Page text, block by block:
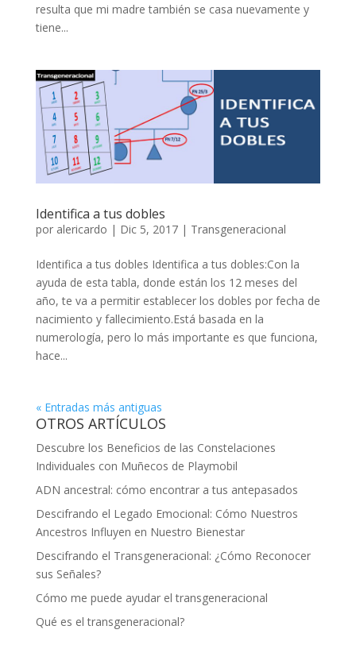
resulta que mi madre también se casa nuevamente y
tiene...
Identifica a tus dobles
por alericardo | Dic 5, 2017| Transgeneracional
Identifica a tus dobles Identifica a tus dobles:Con la
ayuda de esta tabla, donde están los 12 meses del
año, te va a permitir establecer los dobles por fecha de
nacimiento y fallecimiento.Está basada en la
numerología, pero lo más importante es que funciona,
hace...
« Entradas más antiguas
OTROS ARTÍCULOS
Descubre los Beneficios de las Constelaciones
Individuales con Muñecos de Playmobil
ADN ancestral: cómo encontrar a tus antepasados
Descifrando el Legado Emocional: Cómo Nuestros
Ancestros Influyen en Nuestro Bienestar
Descifrando el Transgeneracional: ¿Cómo Reconocer
sus Señales?
Cómo me puede ayudar el transgeneracional
Qué es el transgeneracional?